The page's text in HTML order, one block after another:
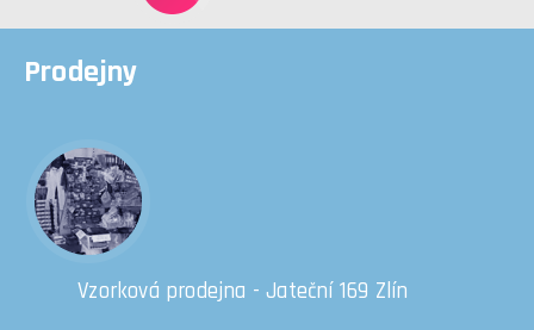
Prodejny
Vzorková prodejna - Jateční 169 Zlín